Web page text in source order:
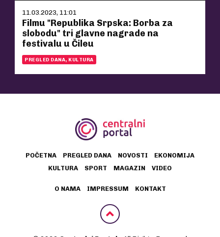
11.03.2023, 11:01
Filmu "Republika Srpska: Borba za
slobodu" tri glavne nagrade na
festivalu u Čileu
PREGLED DANA, KULTURA
POČETNA PREGLED DANA NOVOSTI
EKONOMIJA
KULTURA
SPORT MAGAZIN VIDEO
O NAMA IMPRESSUM KONTAKT